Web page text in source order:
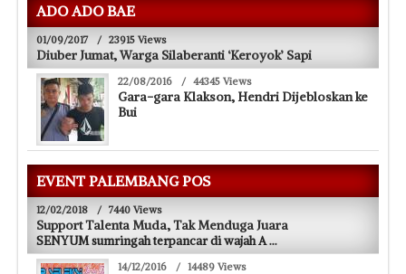
ADO ADO BAE
01/09/2017 / 23915 Views
Diuber Jumat, Warga Silaberanti ‘Keroyok’ Sapi
22/08/2016 / 44345 Views
Gara-gara Klakson, Hendri Dijebloskan ke
Bui
EVENT PALEMBANG POS
12/02/2018 / 7440 Views
Support Talenta Muda, Tak Menduga Juara
SENYUM sumringah terpancar di wajah A...
14/12/2016 / 14489 Views